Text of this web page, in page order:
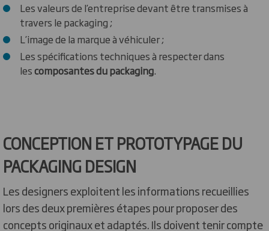
Les valeurs de l’entreprise devant être transmises à
travers le packaging ;
L’image de la marque à véhiculer ;
Les spécifications techniques à respecter dans
lescomposantes du packaging.
CONCEPTION ET PROTOTYPAGE DU
PACKAGING DESIGN
Les designers exploitent les informations recueillies
lors des deux premières étapes pour proposer des
concepts originaux et adaptés. Ils doivent tenir compte